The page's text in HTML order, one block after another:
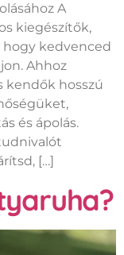
A
kiegészítők,
hogy kedvenced
Ahhoz
kendők hosszú
és ápolás.
[…]